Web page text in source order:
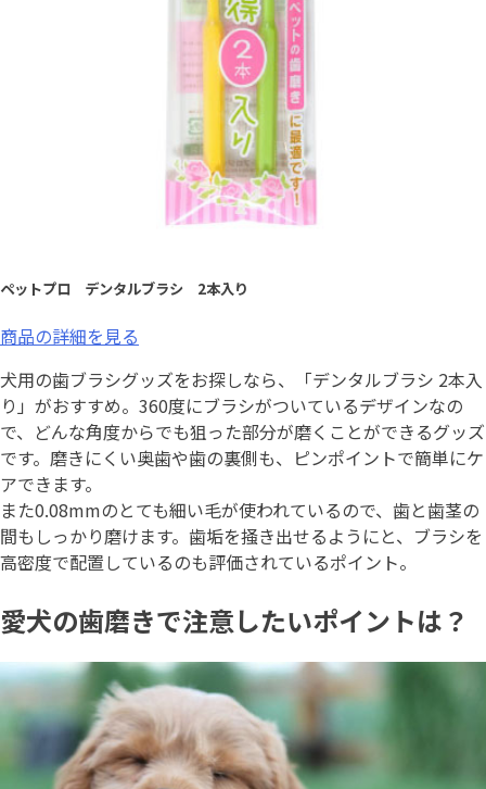
ペットプロ デンタルブラシ 2本入り
商品の詳細を見る
犬用の歯ブラシグッズをお探しなら、「デンタルブラシ 2本入
り」がおすすめ。360度にブラシがついているデザインなの
で、どんな角度からでも狙った部分が磨くことができるグッズ
です。磨きにくい奥歯や歯の裏側も、ピンポイントで簡単にケ
アできます。
また0.08mmのとても細い毛が使われているので、歯と歯茎の
間もしっかり磨けます。歯垢を掻き出せるようにと、ブラシを
高密度で配置しているのも評価されているポイント。
愛犬の歯磨きで注意したいポイントは？